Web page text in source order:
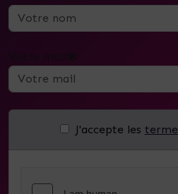
J'accepte les